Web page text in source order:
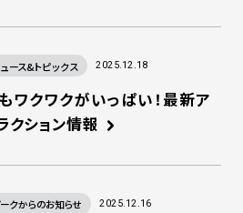
ース&トピックス 2025.12.18
ワクワクがいっぱい！最新ア
クション情報
クからのお知らせ 2025.12.16